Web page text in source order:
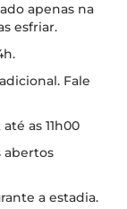
apenas na
esfriar.
Fale
as 11h00
abertos
a estadia.